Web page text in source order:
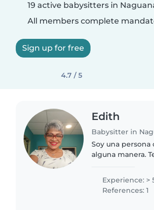
19 active babysitters in
All members complete
Sign up for free
4.7 / 5
Edith
Babysitter in
Soy una
alguna manera.
Tengo 3
Experience: >
References: 1